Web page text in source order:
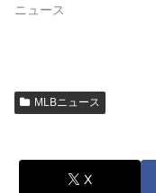
ニュース
MLBニュース
X